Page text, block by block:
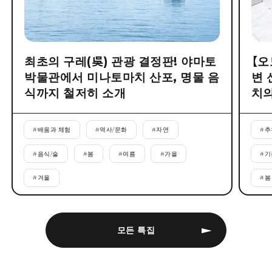
모든 특집
최초의 구레(吳) 관광 결정판! 야마토
박물관에서 미나토마치 산포, 명물 음
식까지 철저히 소개
#배움과 체험 #역사/문화 #자연
#음식/술 #봄 #여름 #가을
# 겨울
【
변
치
#
#
#봄